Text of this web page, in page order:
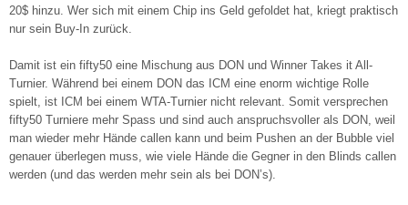
20$ hinzu. Wer sich mit einem Chip ins Geld gefoldet hat, kriegt praktisch
nur sein Buy-In zurück.
Damit ist ein fifty50 eine Mischung aus DON und Winner Takes it All-
Turnier. Während bei einem DON das ICM eine enorm wichtige Rolle
spielt, ist ICM bei einem WTA-Turnier nicht relevant. Somit versprechen
fifty50 Turniere mehr Spass und sind auch anspruchsvoller als DON, weil
man wieder mehr Hände callen kann und beim Pushen an der Bubble viel
genauer überlegen muss, wie viele Hände die Gegner in den Blinds callen
werden (und das werden mehr sein als bei DON’s).